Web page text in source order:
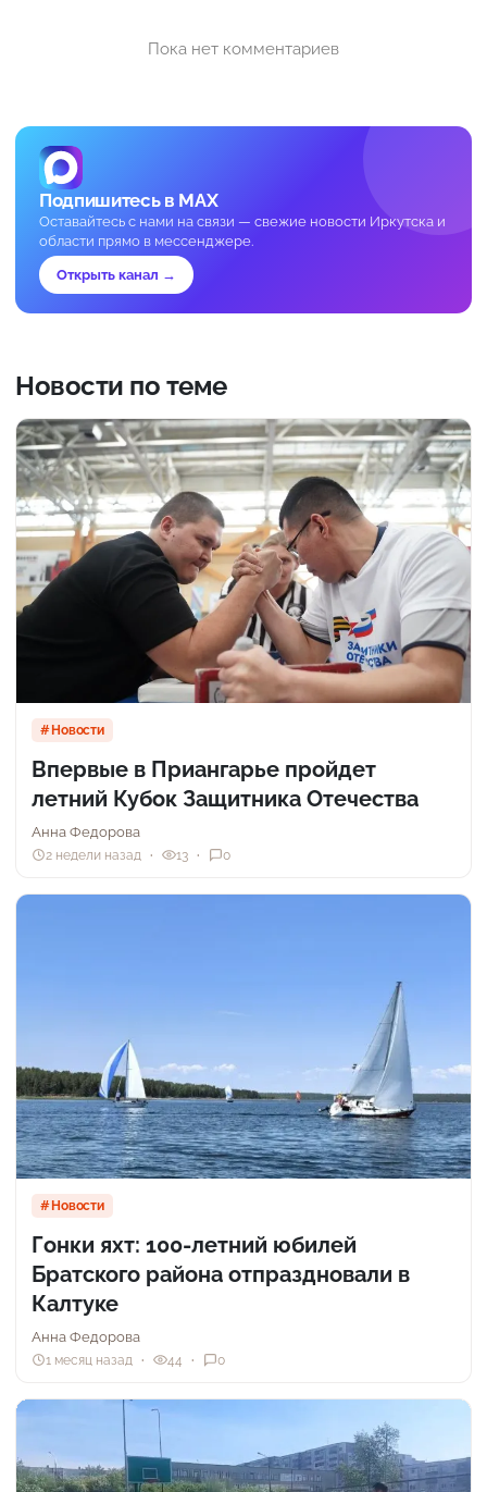
Пока нет комментариев
Подпишитесь в MAX
Оставайтесь с нами на связи — свежие новости Иркутска и
области прямо в мессенджере.
Открыть канал →
Новости по теме
Новости
Впервые в Приангарье пройдет
летний Кубок Защитника Отечества
Анна Федорова
2 недели назад 13 0
Новости
Гонки яхт: 100-летний юбилей
Братского района отпраздновали в
Калтуке
Анна Федорова
1 месяц назад 44 0